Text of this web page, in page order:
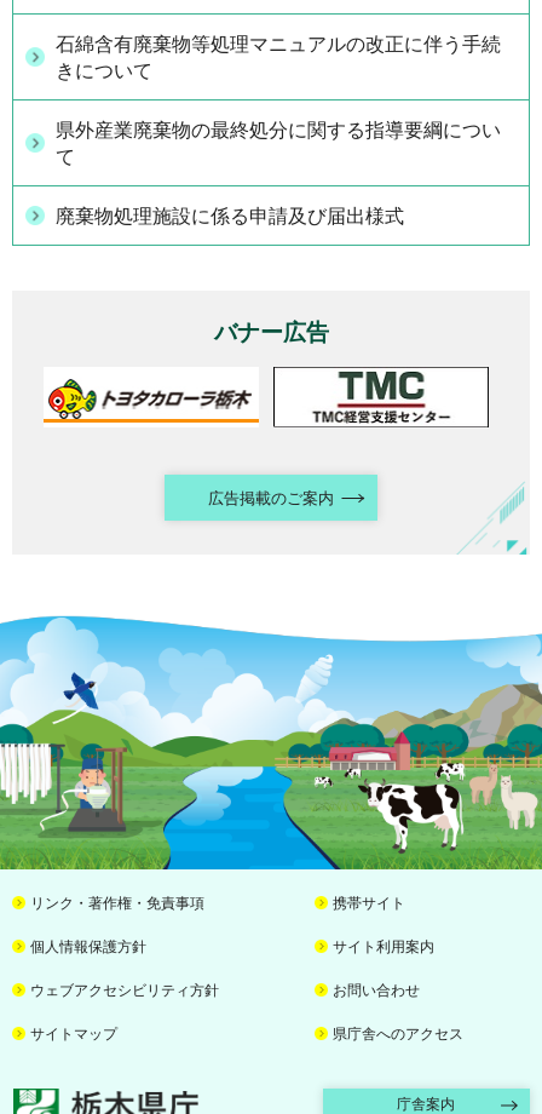
石綿含有廃棄物等処理マニュアルの改正に伴う手続
きについて
県外産業廃棄物の最終処分に関する指導要綱につい
て
廃棄物処理施設に係る申請及び届出様式
バナー広告
広告掲載のご案内
リンク・著作権・免責事項 携帯サイト
個人情報保護方針 サイト利用案内
ウェブアクセシビリティ方針 お問い合わせ
サイトマップ 県庁舎へのアクセス
栃木県庁 庁舎案内